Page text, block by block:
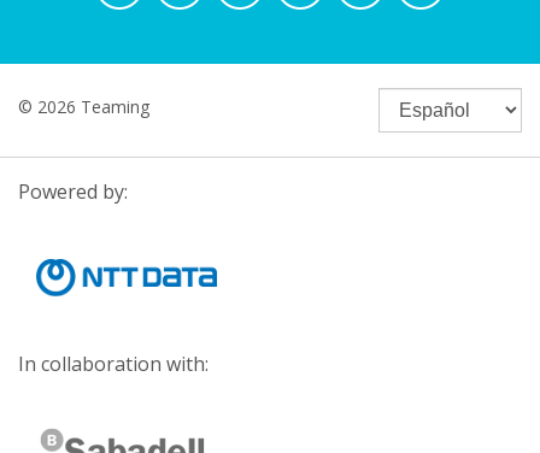
© 2026 Teaming
Powered by:
In collaboration with: